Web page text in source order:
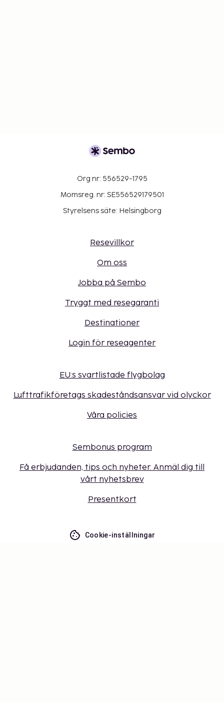
Org nr: 556529-1795
Momsreg. nr: SE556529179501
Styrelsens säte: Helsingborg
Resevillkor
Om oss
Jobba på Sembo
Tryggt med resegaranti
Destinationer
Login för reseagenter
EU:s svartlistade flygbolag
Lufttrafikföretags skadeståndsansvar vid olyckor
Våra policies
Sembonus program
Få erbjudanden, tips och nyheter. Anmäl dig till
vårt nyhetsbrev
Presentkort
Cookie-inställningar